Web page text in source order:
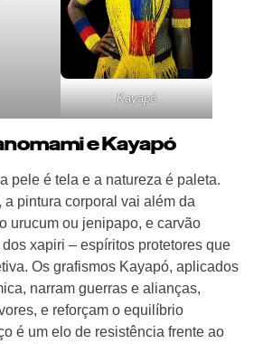
Kayapó
e Kayapó
pele é tela e a natureza é paleta.
a pintura corporal vai além da
urucum ou jenipapo, e carvão
xapiri – espíritos protetores que
Os grafismos Kayapó, aplicados
narram guerras e alianças,
e reforçam o equilíbrio
é um elo de resistência frente ao